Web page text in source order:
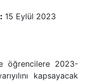
15 Eylül 2023
öğrencilere 2023-
kapsayacak